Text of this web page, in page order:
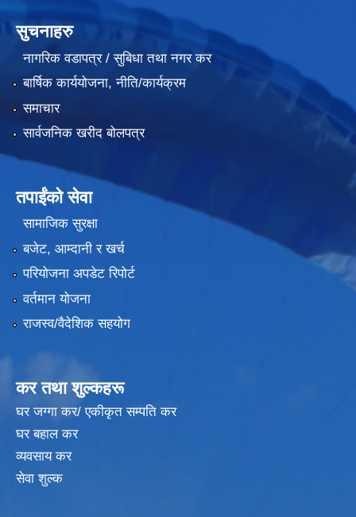
सुचनाहरु
नागरिक वडापत्र / सुबिधा तथा नगर कर
बार्षिक कार्ययोजना, नीति/कार्यक्रम
समाचार
सार्वजनिक खरीद बोलपत्र
तपाईंको सेवा
सामाजिक सुरक्षा
बजेट, आम्दानी र खर्च
परियोजना अपडेट रिपोर्ट
वर्तमान योजना
राजस्व/वैदेशिक सहयोग
कर तथा शुल्कहरू
घर जग्गा कर/ एकीकृत सम्पति कर
घर बहाल कर
व्यवसाय कर
सेवा शुल्क